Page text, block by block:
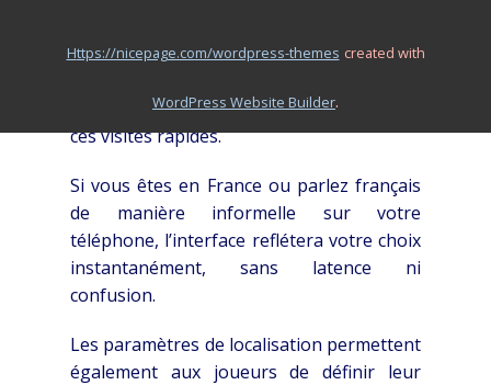
Cette inclusivité garantit que les joueurs
dans le menu mobile sans effort lors de
ces visites rapides.
Si vous êtes en France ou parlez français
de manière informelle sur votre
téléphone, l’interface reflétera votre choix
instantanément, sans latence ni
confusion.
Les paramètres de localisation permettent
également aux joueurs de définir leur
https://nicepage.com/wordpress-themes created with
WordPress Website Builder.